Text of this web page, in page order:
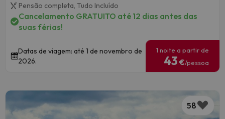
Pensão completa, Tudo Incluído
Cancelamento GRATUITO até 12 dias antes das
suas férias!
Datas de viagem: até 1 de novembro de
2026.
1 noite a partir de
43 €/pessoa
58